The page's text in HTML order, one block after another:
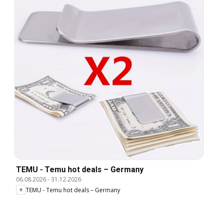
TEMU - Temu hot deals – Germany
06.08.2026-31.12.2026
TEMU - Temu hot deals – Germany